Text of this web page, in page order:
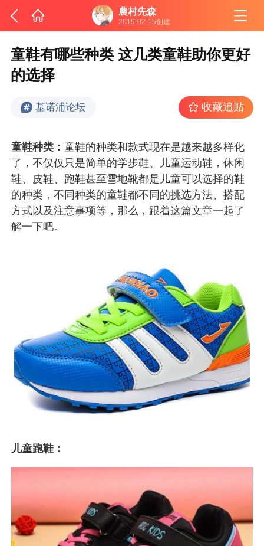
農村先森
2019-02-15创建
童鞋有哪些种类 这几类童鞋助你更好
的选择
基诺浦论坛 收藏追贴
童鞋种类：童鞋的种类和款式现在是越来越多样化
了，不仅仅只是简单的学步鞋、儿童运动鞋，休闲
鞋、皮鞋、跑鞋甚至雪地靴都是儿童可以选择的鞋
的种类，不同种类的童鞋都不同的挑选方法、搭配
方式以及注意事项等，那么，跟着这篇文章一起了
解一下吧。
儿童跑鞋：